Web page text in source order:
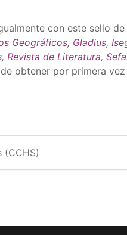
con este sello
Geográficos, Gladius,
, Revista de Literatura,
obtener por primera
(CCHS)